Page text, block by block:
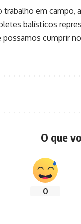
trabalho em
balísticos
possamos cumprir
O que
0